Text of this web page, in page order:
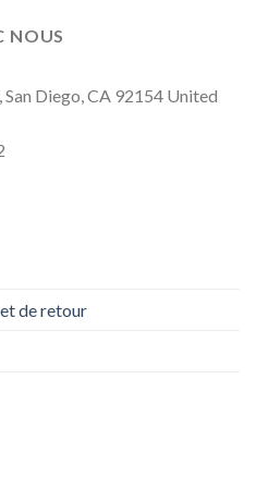
NOUS
Diego, CA 92154 United
de retour